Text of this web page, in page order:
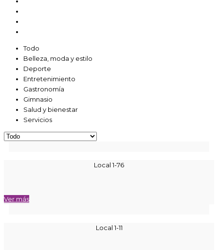
Todo
Belleza, moda y estilo
Deporte
Entretenimiento
Gastronomía
Gimnasio
Salud y bienestar
Servicios
Local 1-76
Ver más
Local 1-11